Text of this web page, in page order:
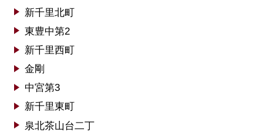
新千里北町
東豊中第2
新千里西町
金剛
中宮第3
新千里東町
泉北茶山台二丁